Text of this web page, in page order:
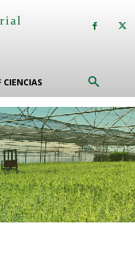
CIENCIAS